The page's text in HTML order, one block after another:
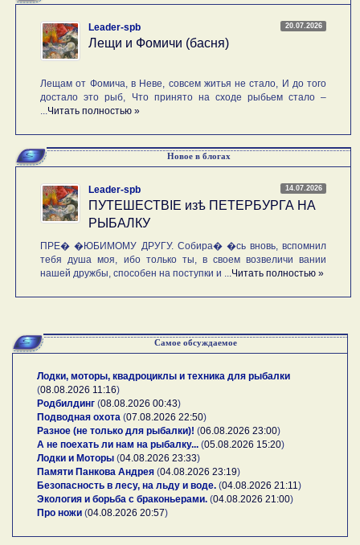
20.07.2026
Leader-spb
Лещи и Фомичи (басня)
Лещам от Фомича, в Неве, совсем житья не стало, И до того
достало это рыб, Что принято на сходе рыбьем стало –
Читать полностью »
Новое в блогах
14.07.2026
Leader-spb
ПУТЕШЕСТВIE изѣ ПЕТЕРБУРГА НА
РЫБАЛКУ
ПРЕ� �ЮБИМОМУ ДРУГУ. Собира� �сь вновь, вспомнил
тебя душа моя, ибо только ты, в своем возвеличи вании
нашей дружбы, способен на поступки и ... Читать полностью »
Самое обсуждаемое
Лодки, моторы, квадроциклы и техника для рыбалки
(08.08.2026 11:16)
Родбилдинг (08.08.2026 00:43)
Подводная охота (07.08.2026 22:50)
Разное (не только для рыбалки)! (06.08.2026 23:00)
А не поехать ли нам на рыбалку... (05.08.2026 15:20)
Лодки и Моторы (04.08.2026 23:33)
Памяти Панкова Андрея (04.08.2026 23:19)
Безопасность в лесу, на льду и воде. (04.08.2026 21:11 )
Экология и борьба с браконьерами. (04.08.2026 21:00)
Про ножи (04.08.2026 20:57)